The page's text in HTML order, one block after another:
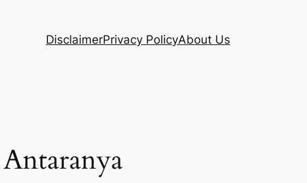
DisclaimerPrivacy PolicyAbout Us